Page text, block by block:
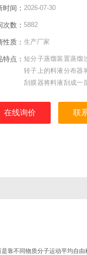
时间： 2026-07-30
次数： 5882
性质： 生产厂家
特点： 短分子蒸馏装置蒸馏
转子上的料液分布器
刮膜器将料液刮成一
在线询价 联
靠不同物质分子运动平均自由